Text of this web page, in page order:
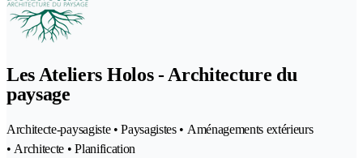
Les Ateliers Holos - Architecture du
paysage
Architecte-paysagiste • Paysagistes • Aménagements extérieurs
• Architecte • Planification